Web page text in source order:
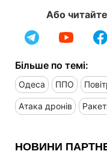
Або
Більше по темі:
Одеса ППО
Атака дронів